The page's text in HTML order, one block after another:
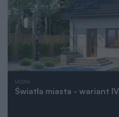
M225d
Światła miasta - wariant IV